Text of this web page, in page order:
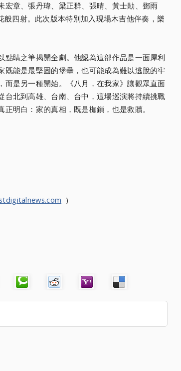
章、張丹瑋、梁正群、張晴、黃士勛、鄧雨
四射。此次版本特別加入現場木吉他伴奏，樂
睛之筆揭開全劇。他認為這部作品是一面犀利
能是最堅固的堡壘，也可能成為難以逃脫的牢
是另一種開始。《八月，在我家》讓觀眾直面
北到高雄、台南、台中，這場巡演將持續挑戰
明白：家的真相，既是枷鎖，也是救贖。
)